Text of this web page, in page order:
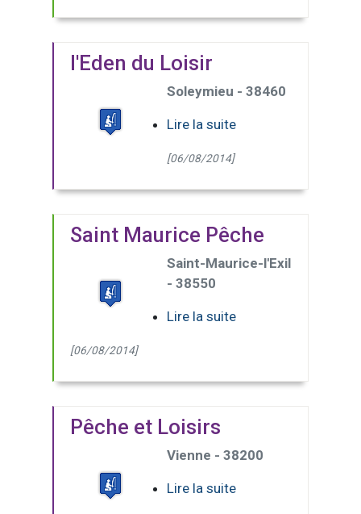
l'Eden du Loisir
Soleymieu - 38460
Lire la suite
[06/08/2014]
Saint Maurice Pêche
Saint-Maurice-l'Exil
- 38550
Lire la suite
[06/08/2014]
Pêche et Loisirs
Vienne - 38200
Lire la suite